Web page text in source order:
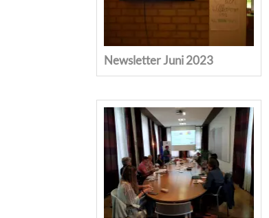
Newsletter Juni 2023